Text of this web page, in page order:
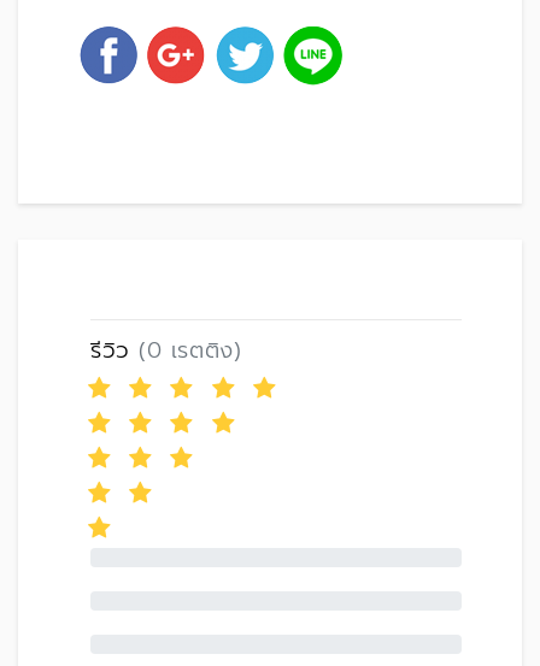
รีวิว (0 เรตติง)